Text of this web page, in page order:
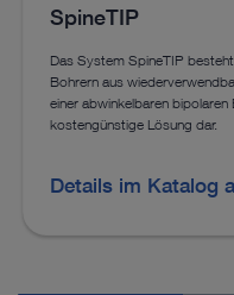
SpineTIP
Das System SpineTIP
Bohrern aus
einer abwinkelbaren
kostengünstige Lösung dar.
Details im Katalog